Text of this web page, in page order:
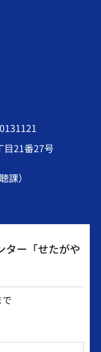
目21番27号
課）
ター「せたがや